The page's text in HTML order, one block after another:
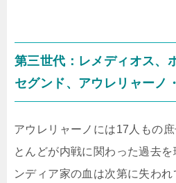
第三世代：レメディオス、
セグンド、アウレリャーノ
アウレリャーノには17人もの
とんどが内戦に関わった過去
ンディア家の血は次第に失われ